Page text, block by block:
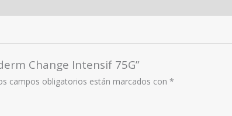
Change Intensif 75G”
campos obligatorios están marcados con*